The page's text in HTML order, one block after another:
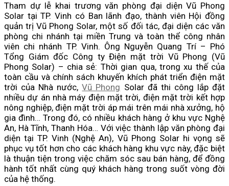
Tham dự lễ khai trương văn phòng đại diện Vũ Phong
Solar tại TP. Vinh có Ban lãnh đạo, thành viên Hội đồng
quản trị Vũ Phong Solar, một số đối tác, đại diện các văn
phòng chi nhánh tại miền Trung và toàn thể công nhân
viên chi nhánh TP. Vinh. Ông Nguyễn Quang Trí – Phó
Tổng Giám đốc Công ty Điện mặt trời Vũ Phong (Vũ
Phong Solar) – chia sẻ: Thời gian qua, trong xu thế của
toàn cầu và chính sách khuyến khích phát triển điện mặt
trời của Nhà nước,Vũ Phong Solar đã thi công lắp đặt
nhiều dự án nhà máy điện mặt trời, điện mặt trời kết hợp
nông nghiệp, điện mặt trời áp mái trên mái nhà xưởng, hộ
gia đình… Trong đó, có nhiều khách hàng ở khu vực Nghệ
An, Hà Tĩnh, Thanh Hóa… Với việc thành lập văn phòng đại
diện tại TP. Vinh (Nghệ An), Vũ Phong Solar hi vọng sẽ
phục vụ tốt hơn cho các khách hàng khu vực này, đặc biệt
là thuận tiện trong việc chăm sóc sau bán hàng, để đồng
hành tốt nhất cùng quý khách hàng trong suốt vòng đời
của hệ thống.